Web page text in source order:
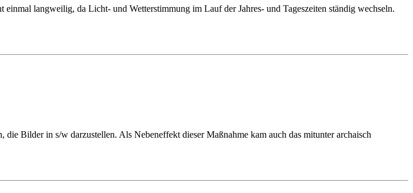
langweilig, da Licht- und Wetterstimmung im Lauf der Jahres- und Tageszeiten ständig wechseln.
Bilder in s/w darzustellen. Als Nebeneffekt dieser Maßnahme kam auch das mitunter archaisch